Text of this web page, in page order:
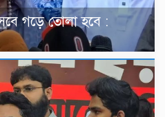
গড়ে তোলা হবে :